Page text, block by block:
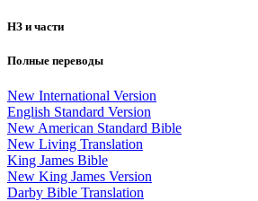
НЗ и части
Полные переводы
New International Version
English Standard Version
New American Standard Bible
New Living Translation
King James Bible
New King James Version
Darby Bible Translation